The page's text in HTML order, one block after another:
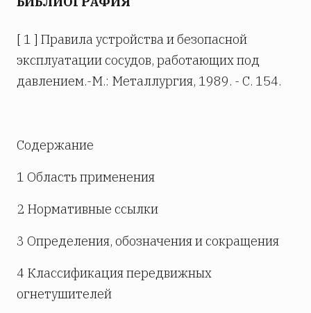
[ 1 ] Правила устройства и безопасной
эксплуатации сосудов, работающих под
давлением.-М.: Металлургия, 1989. - С. 154.
Содержание
1 Область применения
2 Нормативные ссылки
3 Определения, обозначения и сокращения
4 Классификация передвижных
огнетушителей